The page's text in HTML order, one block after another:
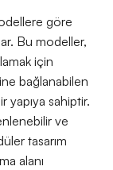
göre
Bu modeller,
için
bağlanabilen
yapıya sahiptir.
ve
tasarım
alanı